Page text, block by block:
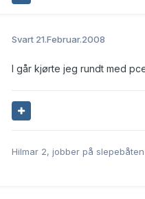
Svart 21.Februar.2008
I går kjørte jeg rundt med
Hilmar 2, jobber på